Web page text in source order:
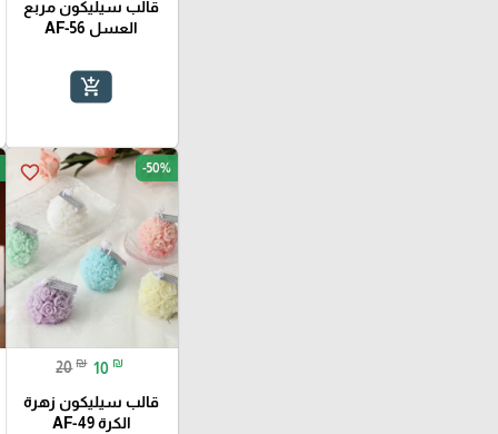
قالب سيليكون مربع
العسل AF-56
add_shopping_cart
favorite_border -50%
20 ₪ 10 ₪
قالب سيليكون زهرة
الكرة AF-49